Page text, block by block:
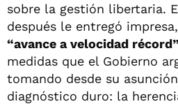
sobre la gestión libertaria.
después le entregó
“avance a velocidad récord”
medidas que el Gobierno
tomando desde su
diagnóstico duro: la